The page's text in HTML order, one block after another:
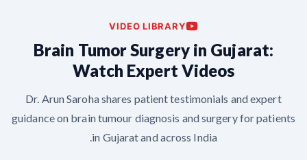
VIDEO LIBRARY
Brain Tumor Surgery in Gujarat:
Watch Expert Videos
Dr. Arun Saroha shares patient testimonials and expert
guidance on brain tumour diagnosis and surgery for patients
in Gujarat and across India.